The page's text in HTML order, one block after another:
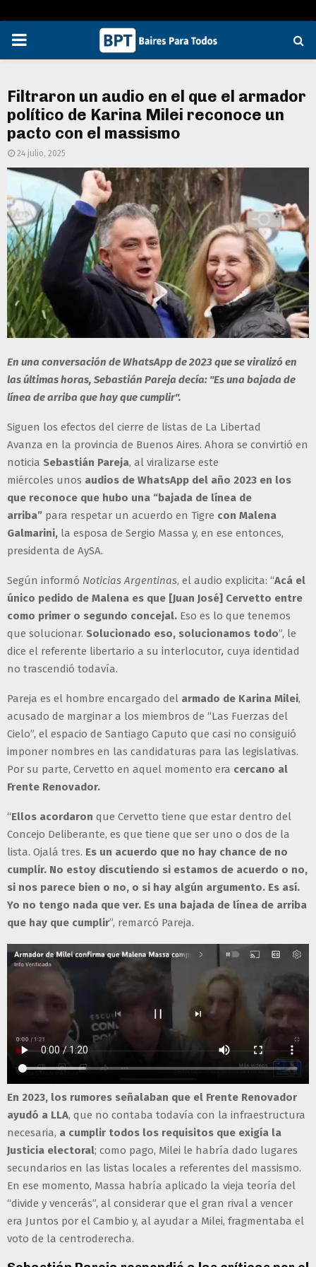
PRIMARY
Filtraron un audio en el que el armador
político de Karina Milei reconoce un
pacto con el massismo
24 julio, 2025
En una conversación de WhatsApp de 2023 que se viralizó en
las últimas horas, Sebastián Pareja decía: "Es una bajada de
línea de arriba que hay que cumplir".
Siguen los efectos del cierre de listas de La Libertad
Avanza en la provincia de Buenos Aires. Ahora se convirtió en
noticia Sebastián Pareja, al viralizarse este
miércoles unos audios de WhatsApp del año 2023 en los
que reconoce que hubo una “bajada de línea de
arriba” para respetar un acuerdo en Tigre con Malena
Galmarini, la esposa de Sergio Massa y, en ese entonces,
presidenta de AySA.
Según informó Noticias Argentinas, el audio explicita: “Acá el
único pedido de Malena es que [Juan José] Cervetto entre
como primer o segundo concejal. Eso es lo que tenemos
que solucionar. Solucionado eso, solucionamos todo”, le
dice el referente libertario a su interlocutor, cuya identidad
no trascendió todavía.
Pareja es el hombre encargado del armado de Karina Milei,
acusado de marginar a los miembros de “Las Fuerzas del
Cielo”, el espacio de Santiago Caputo que casi no consiguió
imponer nombres en las candidaturas para las legislativas.
Por su parte, Cervetto en aquel momento era cercano al
Frente Renovador.
“Ellos acordaron que Cervetto tiene que estar dentro del
Concejo Deliberante, es que tiene que ser uno o dos de la
lista. Ojalá tres. Es un acuerdo que no hay chance de no
cumplir. No estoy discutiendo si estamos de acuerdo o no,
si nos parece bien o no, o si hay algún argumento. Es así.
Yo no tengo nada que ver. Es una bajada de línea de arriba
que hay que cumplir”, remarcó Pareja.
En 2023, los rumores señalaban que el Frente Renovador
ayudó a LLA, que no contaba todavía con la infraestructura
necesaria, a cumplir todos los requisitos que exigía la
Justicia electoral; como pago, Milei le habría dado lugares
secundarios en las listas locales a referentes del massismo.
En ese momento, Massa habría aplicado la vieja teoría del
“divide y vencerás”, al considerar que el gran rival a vencer
era Juntos por el Cambio y, al ayudar a Milei, fragmentaba el
voto de la centroderecha.